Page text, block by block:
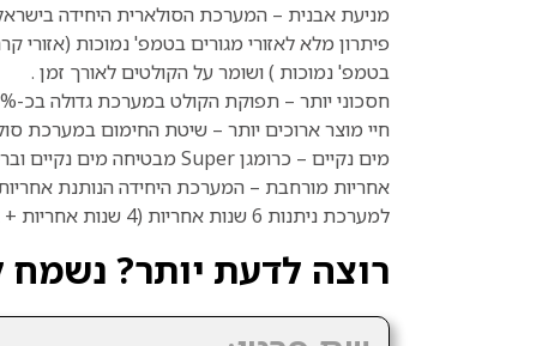
מניעת אבנית – המערכת הסולארית היחידה
פיתרון מלא לאזורי מגורים בטמפ' נמוכות (אזורי
בטמפ' נמוכות ) ושומר על הקולטים לאורך זמן .
חסכוני יותר – תפוקת הקולט במערכת גדולה בכ-10% בהשוואה לקולט רגיל. כך שנהנים מכמות גדולה יותר של מים חמים.
חיי מוצר ארוכים יותר – שיטת החימום במערכת
מים נקיים – כרומגן Super מבטיחה מים נקיים ובריאים לאורך זמן . מפרידה בין חימום
אחריות מורחבת – המערכת היחידה הנותנת אחריות
למערכת ניתנות 6 שנות אחריות (4 שנות אחריות + 2 שנות אחריות מוגבלת) , כמפורט
רוצה לדעת יותר? נשמח